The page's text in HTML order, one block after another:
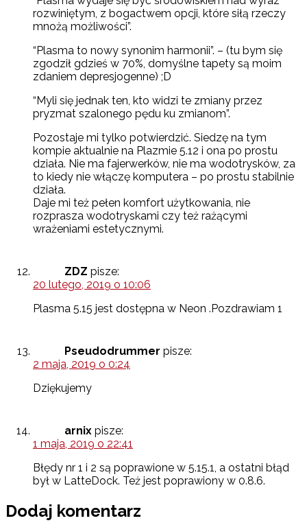
rozwiniętym, z bogactwem opcji, które siłą rzeczy
mnożą możliwości”.
“Plasma to nowy synonim harmonii”. – (tu bym się
zgodził gdzieś w 70%, domyślne tapety są moim
zdaniem depresjogenne) ;D
“Myli się jednak ten, kto widzi te zmiany przez
pryzmat szalonego pędu ku zmianom”.
Pozostaje mi tylko potwierdzić. Siedzę na tym
kompie aktualnie na Plazmie 5.12 i ona po prostu
działa. Nie ma fajerwerków, nie ma wodotrysków, za
to kiedy nie włączę komputera – po prostu stabilnie
działa.
Daje mi też pełen komfort użytkowania, nie
rozprasza wodotryskami czy też rażącymi
wrażeniami estetycznymi.
ZDZ pisze:
20 lutego, 2019 o 10:06
Plasma 5.15 jest dostępna w Neon .Pozdrawiam 1
Pseudodrummer pisze:
2 maja, 2019 o 0:24
Dziękujemy
arnix pisze:
1 maja, 2019 o 22:41
Błędy nr 1 i 2 są poprawione w 5.15.1, a ostatni błąd
był w LatteDock. Też jest poprawiony w 0.8.6.
Dodaj komentarz